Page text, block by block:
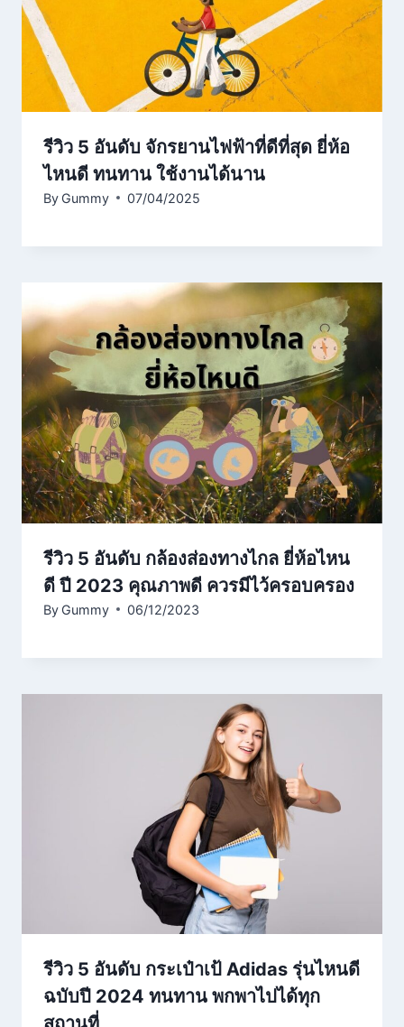
รีวิว 5 อันดับ จักรยานไฟฟ้าที่ดีที่สุด ยี่ห้อ
ไหนดี ทนทาน ใช้งานได้นาน
By Gummy 07/04/2025
รีวิว 5 อันดับ กล้องส่องทางไกล ยี่ห้อไหน
ดี ปี 2023 คุณภาพดี ควรมีไว้ครอบครอง
By Gummy 06/12/2023
รีวิว 5 อันดับ กระเป๋าเป้ Adidas รุ่นไหนดี
ฉบับปี 2024 ทนทาน พกพาไปได้ทุก